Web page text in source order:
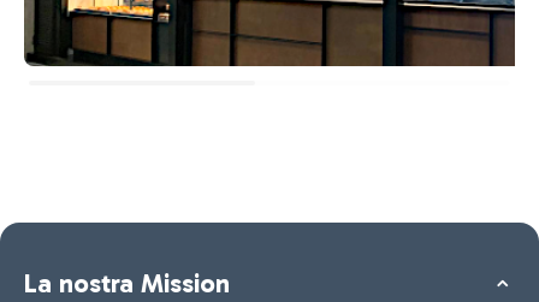
La nostra Mission